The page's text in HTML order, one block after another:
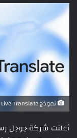
نموذج Gemini 3.5 Live Translate
أعلنت شركة جوجل